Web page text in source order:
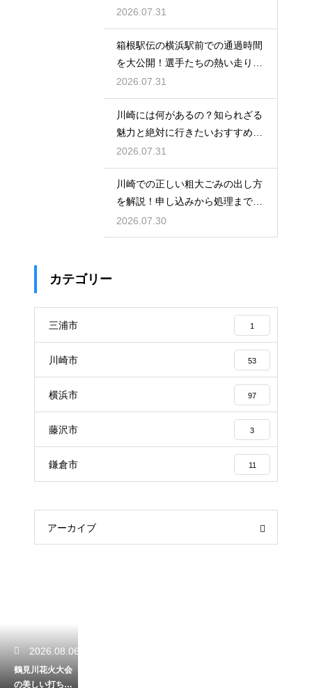
に癒される
2026.07.31
箱根駅伝の横浜駅前での通過時間
を大公開！選手たちの熱い走りを
沿道で応援
2026.07.31
川崎には何があるの？知られざる
魅力と絶対に行きたいおすすめ観
光スポット
2026.07.31
川崎での正しい粗大ごみの出し方
を解説！申し込みから処理までの
手順を知る
2026.07.30
カテゴリー
三浦市 1
川崎市 53
横浜市 97
藤沢市 3
鎌倉市 11
アーカイブ
2026.08.06
鶴見川花火大会
の美しい打ち上